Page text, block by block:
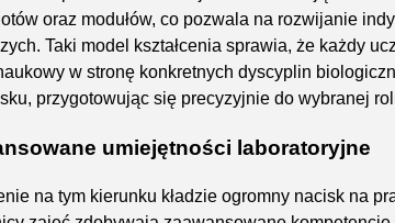
oraz modułów, co pozwala na rozwijanie
Taki model kształcenia sprawia, że każdy
w stronę konkretnych dyscyplin
przygotowując się precyzyjnie do wybranej
umiejętności laboratoryjne
na tym kierunku kładzie ogromny nacisk na